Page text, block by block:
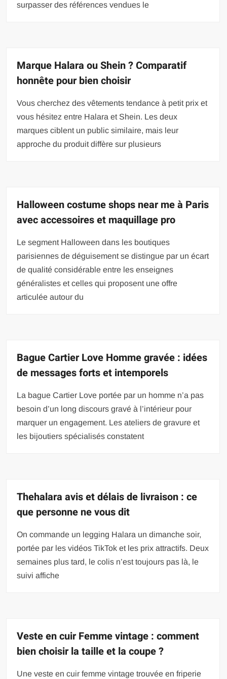
surpasser des références vendues le
Marque Halara ou Shein ? Comparatif
honnête pour bien choisir
Vous cherchez des vêtements tendance à petit prix et
vous hésitez entre Halara et Shein. Les deux
marques ciblent un public similaire, mais leur
approche du produit diffère sur plusieurs
Halloween costume shops near me à Paris
avec accessoires et maquillage pro
Le segment Halloween dans les boutiques
parisiennes de déguisement se distingue par un écart
de qualité considérable entre les enseignes
généralistes et celles qui proposent une offre
articulée autour du
Bague Cartier Love Homme gravée : idées
de messages forts et intemporels
La bague Cartier Love portée par un homme n’a pas
besoin d’un long discours gravé à l’intérieur pour
marquer un engagement. Les ateliers de gravure et
les bijoutiers spécialisés constatent
Thehalara avis et délais de livraison : ce
que personne ne vous dit
On commande un legging Halara un dimanche soir,
portée par les vidéos TikTok et les prix attractifs. Deux
semaines plus tard, le colis n’est toujours pas là, le
suivi affiche
Veste en cuir Femme vintage : comment
bien choisir la taille et la coupe ?
Une veste en cuir femme vintage trouvée en friperie